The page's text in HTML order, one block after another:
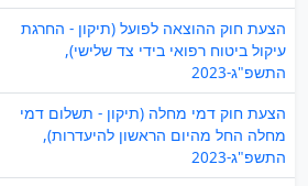
הצעת חוק ההוצאה לפועל (תיקון - החרגת
עיקול ביטוח רפואי בידי צד שלישי),
התשפ"ג-2023
הצעת חוק דמי מחלה (תיקון - תשלום דמי
מחלה החל מהיום הראשון להיעדרות),
התשפ"ג-2023